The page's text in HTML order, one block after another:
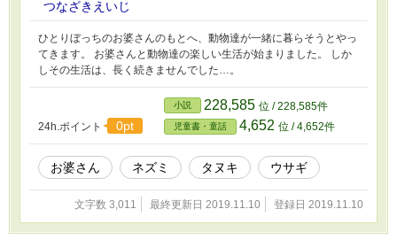
つなざきえいじ
ひとりぼっちのお婆さんのもとへ、動物達が一緒に暮らそうとやっ
てきます。 お婆さんと動物達の楽しい生活が始まりました。 しか
しその生活は、長く続きませんでした…。
24h.ポイント 0pt
小説 228,585 位 / 228,585件
児童書・童話 4,652 位 / 4,652件
お婆さん ネズミ タヌキ ウサギ
文字数 3,011 最終更新日 2019.11.10 登録日 2019.11.10